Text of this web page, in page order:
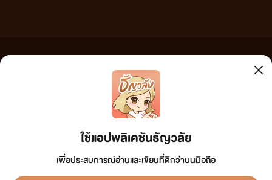
ใช้แอปพลิเคชันธัญวลัย
เพื่อประสบการณ์อ่านและเขียนที่ดีกว่าบนมือถือ
เว็บไซต์แห่งนี้ไม่ได้เห็นด้วยและไม่ขอรับผิดชอบต่อข้อความใดๆ ทั้งสิ้น ดังนั้นผู้อ่านทุกท่านโปรดใช้
วิจารณญาณในการกลั่นกรองด้วยตนเอง และหากท่านพบข้อความใดๆ ที่ขัดต่อกฎหมายและศีลธรรม
เพื่อทีมงานจะได้ดำเนินการในทันที ทั้งนี้ ทางเว็บไซต์ขอสงวน
ลิขสิทธิ์ตามพระราชบัญญัติลิขสิทธิ์ (ฉบับเพิ่มเติม) พ.ศ.2558